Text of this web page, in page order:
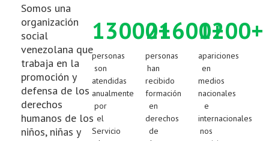
Somos una
organización
social
venezolana que
trabaja en la
promoción y
defensa de los
derechos
humanos de los
niños, niñas y
1
2
3
4
5
3
4
5
6
7
0
1
2
3
0
3
0
1
2
3
4
+
personas
son
atendidas
anualmente
por
el
Servicio
2
3
4
5
6
1
2
3
4
5
6
7
8
9
00
1
2
3
4
+
personas
han
recibido
formación
en
derechos
de
1
2
3
4
5
2
3
4
5
6
0
1
3
4
0
1
4
+
apariciones
en
medios
nacionales
e
internacionales
nos